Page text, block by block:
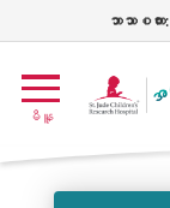
ဘာသာစကား:
မီနူ